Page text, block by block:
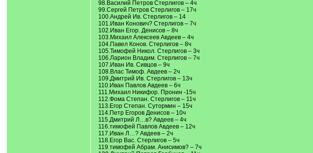
98.Василий Петров Стерлигов – 4ч
99.Сергей Петров Стерлигов – 17ч
100.Андрей Ив. Стерлигов – 14
101.Иван Конович? Стерлигов – 7ч
102.Иван Егор. Денисов – 8ч
103.Михаил Алексеев Авдеев – 4ч
104.Павел Конов. Стерлигов – 8ч
105.Тимофей Никол. Стерлигов – 3ч
106.Ларион Владим. Стерлигов – 7ч
107.Иван Ив. Сивцов – 9ч
108.Влас Тимоф. Авдеев – 2ч
109.Дмитрий Ив. Стерлигов – 13ч
110.Иван Павлов Авдеев – 6ч
111.Михаил Никифор. Пронин -15ч
112.Фома Степан. Стерлигов – 11ч
113.Егор Степан. Сутормин – 15ч
114.Петр Егоров Денисов – 10ч
115.Дмитрий Л…в? Авдеев – 4ч
116.тимофей Павлов Авдеев – 12ч
117.Иван Л…? Авдеев – 2ч
118.Егор Вас. Стерлигов – 5ч
119.тимофей Абрам. Анисимов? – 7ч